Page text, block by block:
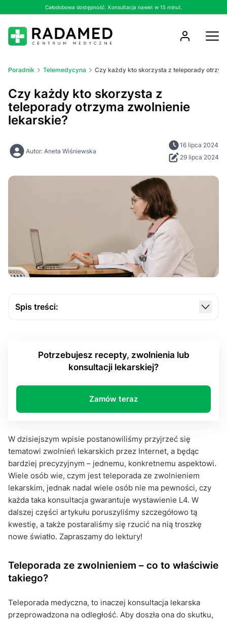
Całodobowa dostępność. Konsultacja nawet w 15 minut.
Poradnik Telemedycyna Czy każdy kto skorzysta z teleporady
Czy każdy kto skorzysta z
teleporady otrzyma zwolnienie
lekarskie?
Autor: Aneta Wiśniewska
16 lipca 2024
29 lipca 2024
Spis treści:
Czy zawsze otrzymam L4?
Co w sytuacji, gdy nie otrzymam zwolnienia online?
Potrzebujesz recepty, zwolnienia lub
konsultacji lekarskiej?
Zamów teraz
W dzisiejszym wpisie postanowiliśmy przyjrzeć się
tematowi zwolnień lekarskich przez Internet, a będąc
bardziej precyzyjnym – jednemu, konkretnemu aspektowi.
Wiele osób wie, czym jest teleporada ze zwolnieniem
lekarskim, jednak nadal wiele osób nie ma pewności, czy
każda taka konsultacja gwarantuje wystawienie L4. W
dalszej części artykułu poruszyliśmy szczegółowo tą
kwestię, a także postaraliśmy się rzucić na nią troszkę
nowe światło. Zapraszamy do lektury!
Teleporada ze zwolnieniem – co to właściwie
takiego?
Teleporada medyczna, to inaczej konsultacja lekarska
przeprowadzona na odległość. Aby doszła ona do skutku,